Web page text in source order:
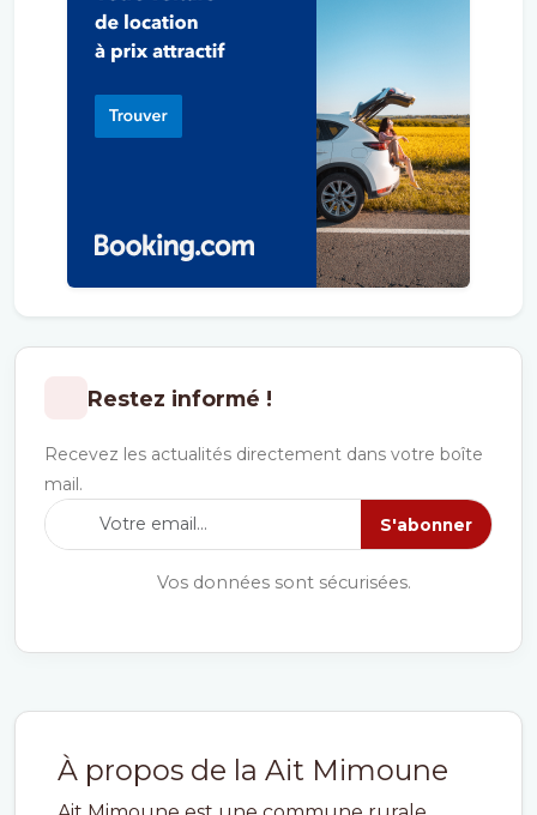
À propos de la Ait Mimoune
Restez informé !
Recevez les actualités directement dans votre boîte
mail.
S'abonner
Vos données sont sécurisées.